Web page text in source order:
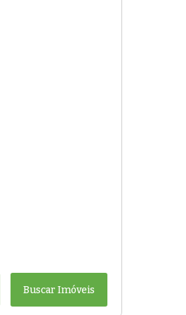
Buscar Imóveis